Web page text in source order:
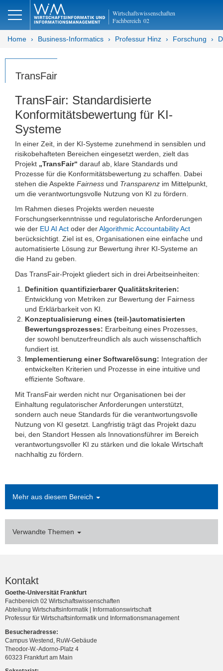
Wirtschaftswissenschaften
Fachbereich 02
Home Business-Informatics Professur Hinz Forschung
TransFair
TransFair: Standardisierte
Konformitätsbewertung für KI-
Systeme
In einer Zeit, in der KI-Systeme zunehmend in sensiblen und
risikobehafteten Bereichen eingesetzt werden, zielt das
Projekt „TransFair“ darauf ab, klare Standards und
Prozesse für die Konformitätsbewertung zu schaffen. Dabei
stehen die Aspekte Fairness und Transparenz im Mittelpunkt,
um die verantwortungsvolle Nutzung von KI zu fördern.
Im Rahmen dieses Projekts werden neueste
Forschungserkenntnisse und regulatorische Anforderungen
wie der EU AI Act oder derAlgorithmic Accountability Act
berücksichtigt. Ziel ist es, Organisationen eine einfache und
automatisierte Lösung zur Bewertung ihrer KI-Systeme an
die Hand zu geben.
Das TransFair-Projekt gliedert sich in drei Arbeitseinheiten:
Definition quantifizierbarer Qualitätskriterien:
Entwicklung von Metriken zur Bewertung der Fairness
und Erklärbarkeit von KI.
Konzeptualisierung eines (teil-)automatisierten
Bewertungsprozesses: Erarbeitung eines Prozesses,
der sowohl benutzerfreundlich als auch wissenschaftlich
fundiert ist.
Implementierung einer Softwarelösung: Integration der
entwickelten Kriterien und Prozesse in eine intuitive und
effiziente Software.
Mit TransFair werden nicht nur Organisationen bei der
Einhaltung regulatorischer Anforderungen unterstützt,
sondern auch neue Standards für die verantwortungsvolle
Nutzung von KI gesetzt. Langfristig trägt das Projekt dazu
bei, den Standort Hessen als Innovationsführer im Bereich
verantwortungsvoller KI zu stärken und die lokale Wirtschaft
nachhaltig zu fördern.
Mehr aus diesem Bereich
Verwandte Themen
Kontakt
Goethe-Universität Frankfurt
Fachbereich 02 Wirtschaftswissenschaften
Abteilung Wirtschaftsinformatik | Informationswirtschaft
Professur für Wirtschaftsinformatik und Informationsmanagement
Besucheradresse:
Campus Westend, RuW-Gebäude
Theodor-W.-Adorno-Platz 4
60323 Frankfurt am Main